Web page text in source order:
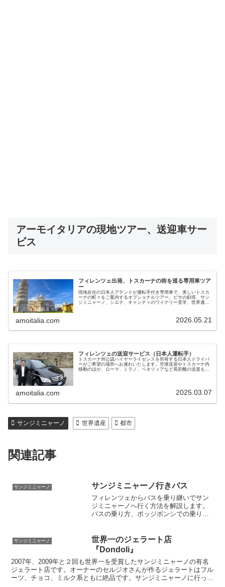
アーモイタリアの現地ツアー、送迎車サー
ビス
フィレンツェ出発、トスカーナの街を巡る専用車ツア
ー
現地在住の日本人アテンドが運転手付き専用車で、美しいトスカ
ーナの町々をご案内するオプショナルツアー。ピサの斜塔、サン
ジミニャーノ、シエナ、キャンティのワイナリー見学、世界遺産
amoitalia.com 2026.05.21
フィレンツェの送迎サービス（日本人運転手）
トスカーナ州公認ハイヤーライセンスを所有する日本人ドライバ
ーがご希望の場所へお連れいたします。空港送迎やトスカーナ内
移動のほか、ローマ、ミラノ、ベネツィアなど長距離の送迎も可
amoitalia.com 2025.03.07
サンジミニャーノ 世界遺産 都市
関連記事
サンジミニャーノ サンジミニャーノ行きバス
フィレンツェからバスを乗り継いでサン
ジミニャーノへ行く方法を解説します。
バスの乗り方、ポッジボンシでの乗り換
ッジボンシのバス停の写真もあって乗り
換えが分かりやすいです
サンジミニャーノ
世界一のジェラート店
『Dondoli』
2007年、2009年と２回も世界一を受賞したサンジミニャーノの有名
ジェラート店です。オーナーのセルジオさんが作るジェラートはフル
ーツ、チョコ、ミルク系ともに絶品です。サンジミニャーノに行った